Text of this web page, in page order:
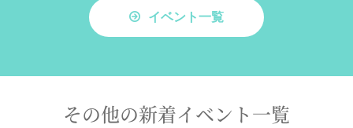
イベント一覧
その他の新着イベント一覧